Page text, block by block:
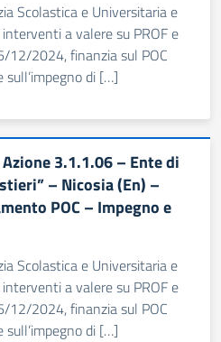
Scolastica e Universitaria e
a valere su PROF e
12/2024, finanzia sul POC
di […]
3.1.1.06 – Ente di
– Nicosia (En) –
POC – Impegno e
Scolastica e Universitaria e
a valere su PROF e
12/2024, finanzia sul POC
di […]